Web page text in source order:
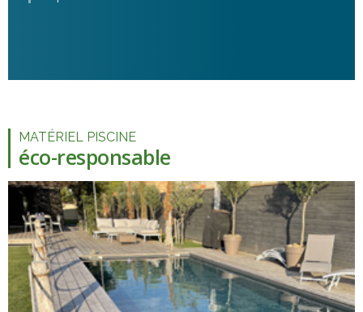
MATÉRIEL PISCINE
éco-responsable